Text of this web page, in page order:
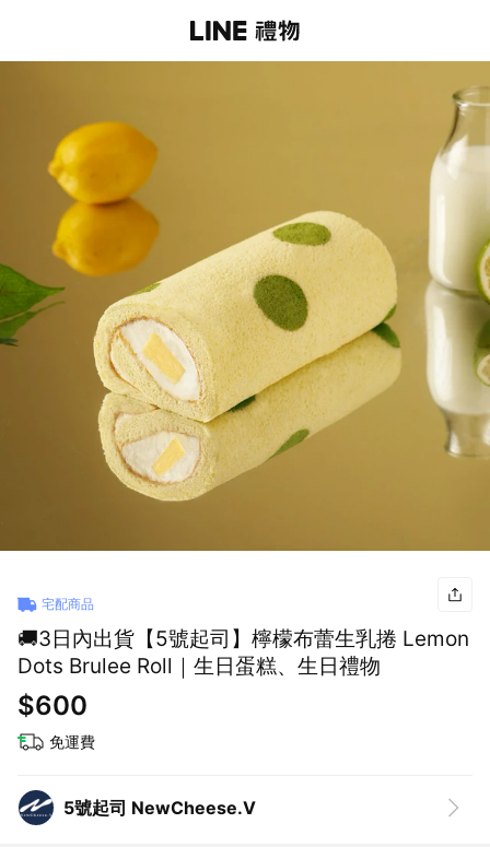
宅配商品
🚚3日內出貨【5號起司】檸檬布蕾生乳捲 Lemon
Dots Brulee Roll｜生日蛋糕、生日禮物
$600
免運費
5號起司 NewCheese.V